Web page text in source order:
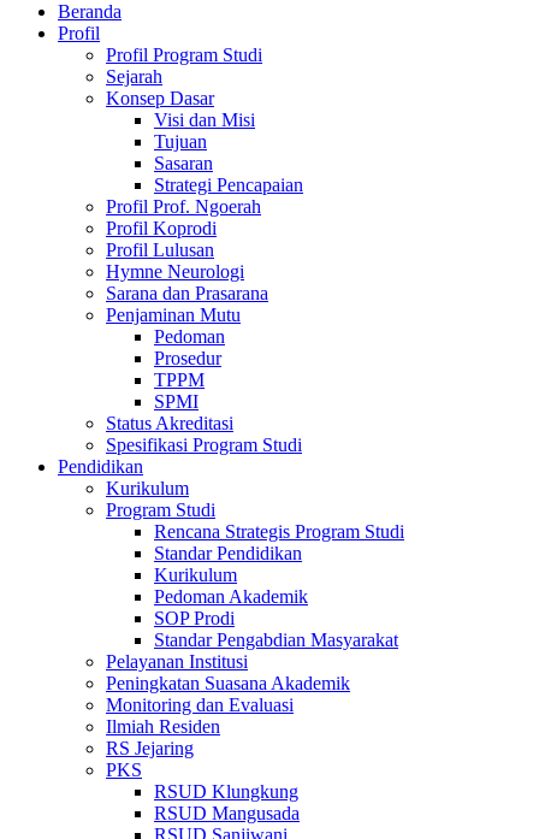
Beranda
Profil
Profil Program Studi
Sejarah
Konsep Dasar
Visi dan Misi
Tujuan
Sasaran
Strategi Pencapaian
Profil Prof. Ngoerah
Profil Koprodi
Profil Lulusan
Hymne Neurologi
Sarana dan Prasarana
Penjaminan Mutu
Pedoman
Prosedur
TPPM
SPMI
Status Akreditasi
Spesifikasi Program Studi
Pendidikan
Kurikulum
Program Studi
Rencana Strategis Program Studi
Standar Pendidikan
Kurikulum
Pedoman Akademik
SOP Prodi
Standar Pengabdian Masyarakat
Pelayanan Institusi
Peningkatan Suasana Akademik
Monitoring dan Evaluasi
Ilmiah Residen
RS Jejaring
PKS
RSUD Klungkung
RSUD Mangusada
RSUD Sanjiwani